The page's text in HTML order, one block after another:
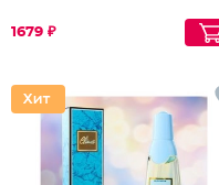
1679 ₽